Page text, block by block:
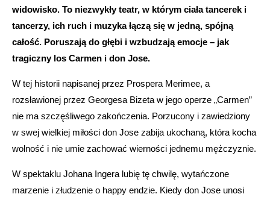
widowisko. To niezwykły teatr, w którym ciała tancerek i
tancerzy, ich ruch i muzyka łączą się w jedną, spójną
całość. Poruszają do głębi i wzbudzają emocje – jak
tragiczny los Carmen i don Jose.
W tej historii napisanej przez Prospera Merimee, a
rozsławionej przez Georgesa Bizeta w jego operze „Carmen”
nie ma szczęśliwego zakończenia. Porzucony i zawiedziony
w swej wielkiej miłości don Jose zabija ukochaną, która kocha
wolność i nie umie zachować wierności jednemu mężczyznie.
W spektaklu Johana Ingera lubię tę chwilę, wytańczone
marzenie i złudzenie o happy endzie. Kiedy don Jose unosi